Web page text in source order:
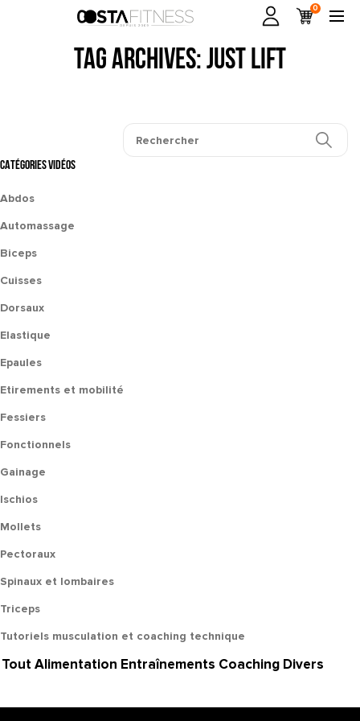
0
Tag Archives: just lift
CATÉGORIES VIDÉOS
Abdos
Automassage
Biceps
Cuisses
Dorsaux
Elastique
Epaules
Etirements et mobilité
Fessiers
Fonctionnels
Gainage
Ischios
Mollets
Pectoraux
Spinaux et lombaires
Triceps
Tutoriels musculation et coaching technique
ToutAlimentation Entraînements Coaching Divers